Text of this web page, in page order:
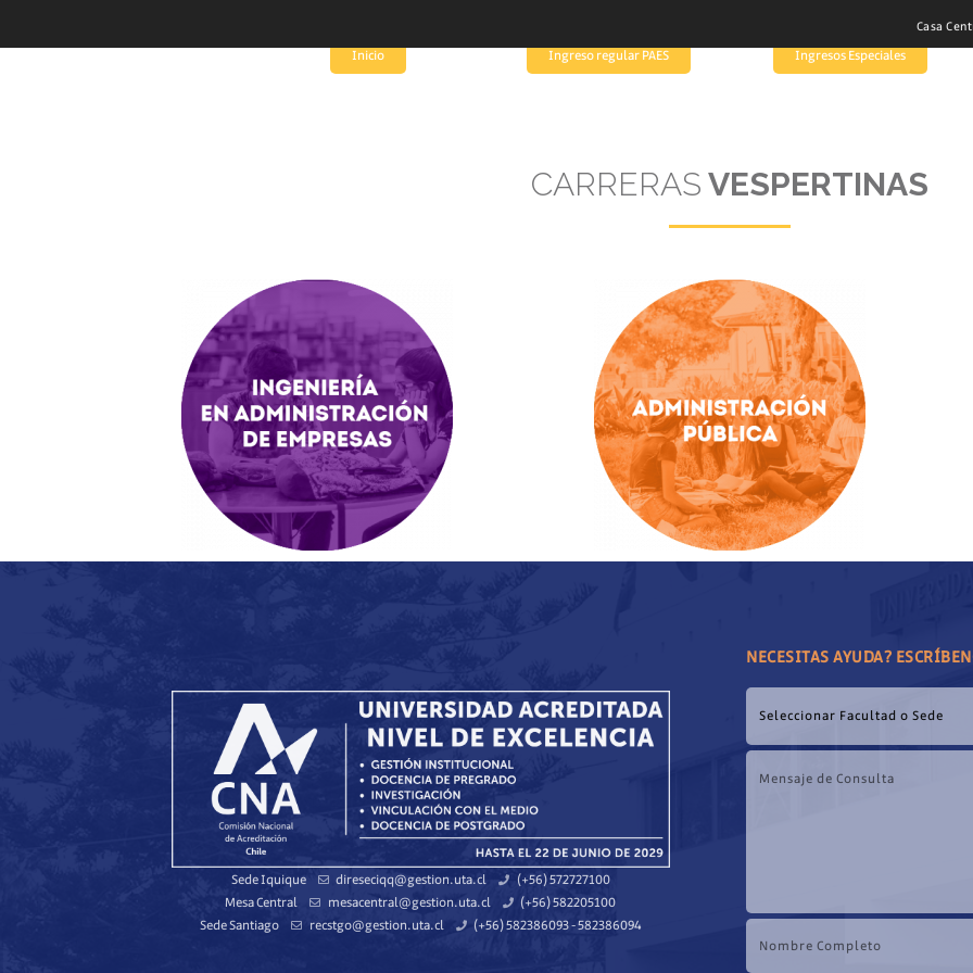
Casa
Inicio Ingreso regular PAES Ingresos Especiales
CARRERAS VESPERTINAS
Sede Iquique direseciqq@gestion.uta.cl
(+56) 572727100
Mesa Central
mesacentral@gestion.uta.cl
(+56) 582205100
Sede Santiago
recstgo@gestion.uta.cl (+56) 582386093 - 582386094
NECESITAS AYUDA?